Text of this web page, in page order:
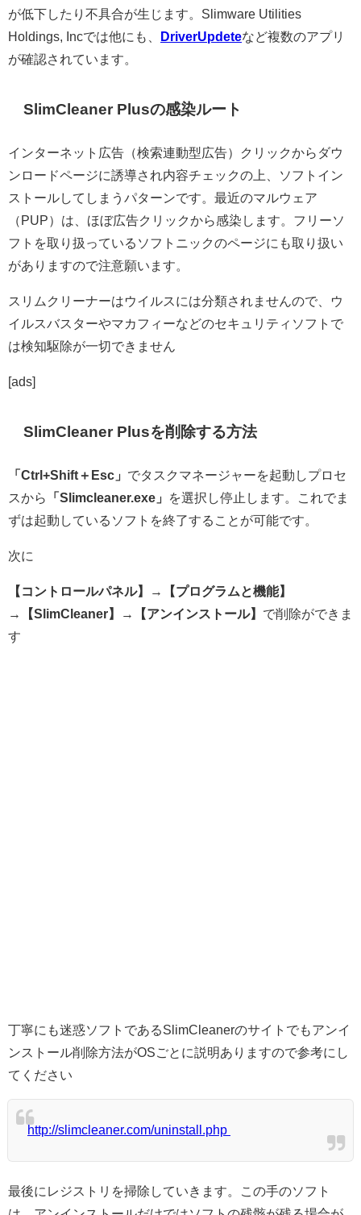
が低下したり不具合が生じます。Slimware Utilities
Holdings, Incでは他にも、
DriverUpdeteなど複数のアプリ
が確認されています。
SlimCleaner Plusの感染ルート
インターネット広告（検索連動型広告）クリックからダウ
ンロードページに誘導され内容チェックの上、ソフトイン
ストールしてしまうパターンです。最近のマルウェア
（PUP）は、ほぼ広告クリックから感染します。フリーソ
フトを取り扱っているソフトニックのページにも取り扱い
がありますので注意願います。
スリムクリーナーはウイルスには分類されませんので、ウ
イルスバスターやマカフィーなどのセキュリティソフトで
は検知駆除が一切できません
[ads]
SlimCleaner Plusを削除する方法
「Ctrl+Shift＋Esc」 でタスクマネージャーを起動しプロセ
スから
「Slimcleaner.exe」
を選択し停止します。これでま
ずは起動しているソフトを終了することが可能です。
次に
【コントロールパネル】 →
【プログラムと機能】
→
【SlimCleaner】 → 【アンインストール】 で削除ができま
す
丁寧にも迷惑ソフトであるSlimCleanerのサイトでもアンイ
ンストール削除方法がOSごとに説明ありますので参考にし
てください
http://slimcleaner.com/uninstall.php
最後にレジストリを掃除していきます。この手のソフト